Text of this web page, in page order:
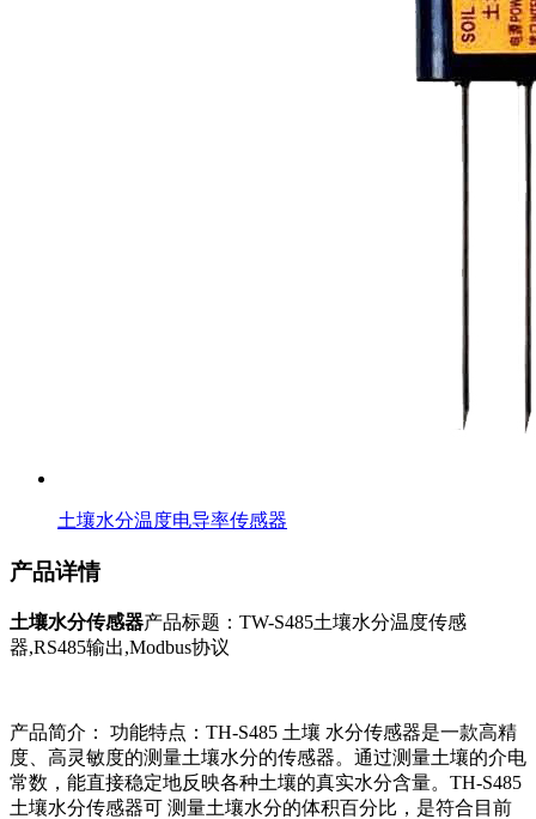
土壤水分温度电导率传感器
产品详情
土壤水分传感器产品标题：TW-S485土壤水分温度传感
器,RS485输出,Modbus协议
产品简介： 功能特点：TH-S485 土壤 水分传感器是一款高精
度、高灵敏度的测量土壤水分的传感器。通过测量土壤的介电
常数，能直接稳定地反映各种土壤的真实水分含量。TH-S485
土壤水分传感器可 测量土壤水分的体积百分比，是符合目前